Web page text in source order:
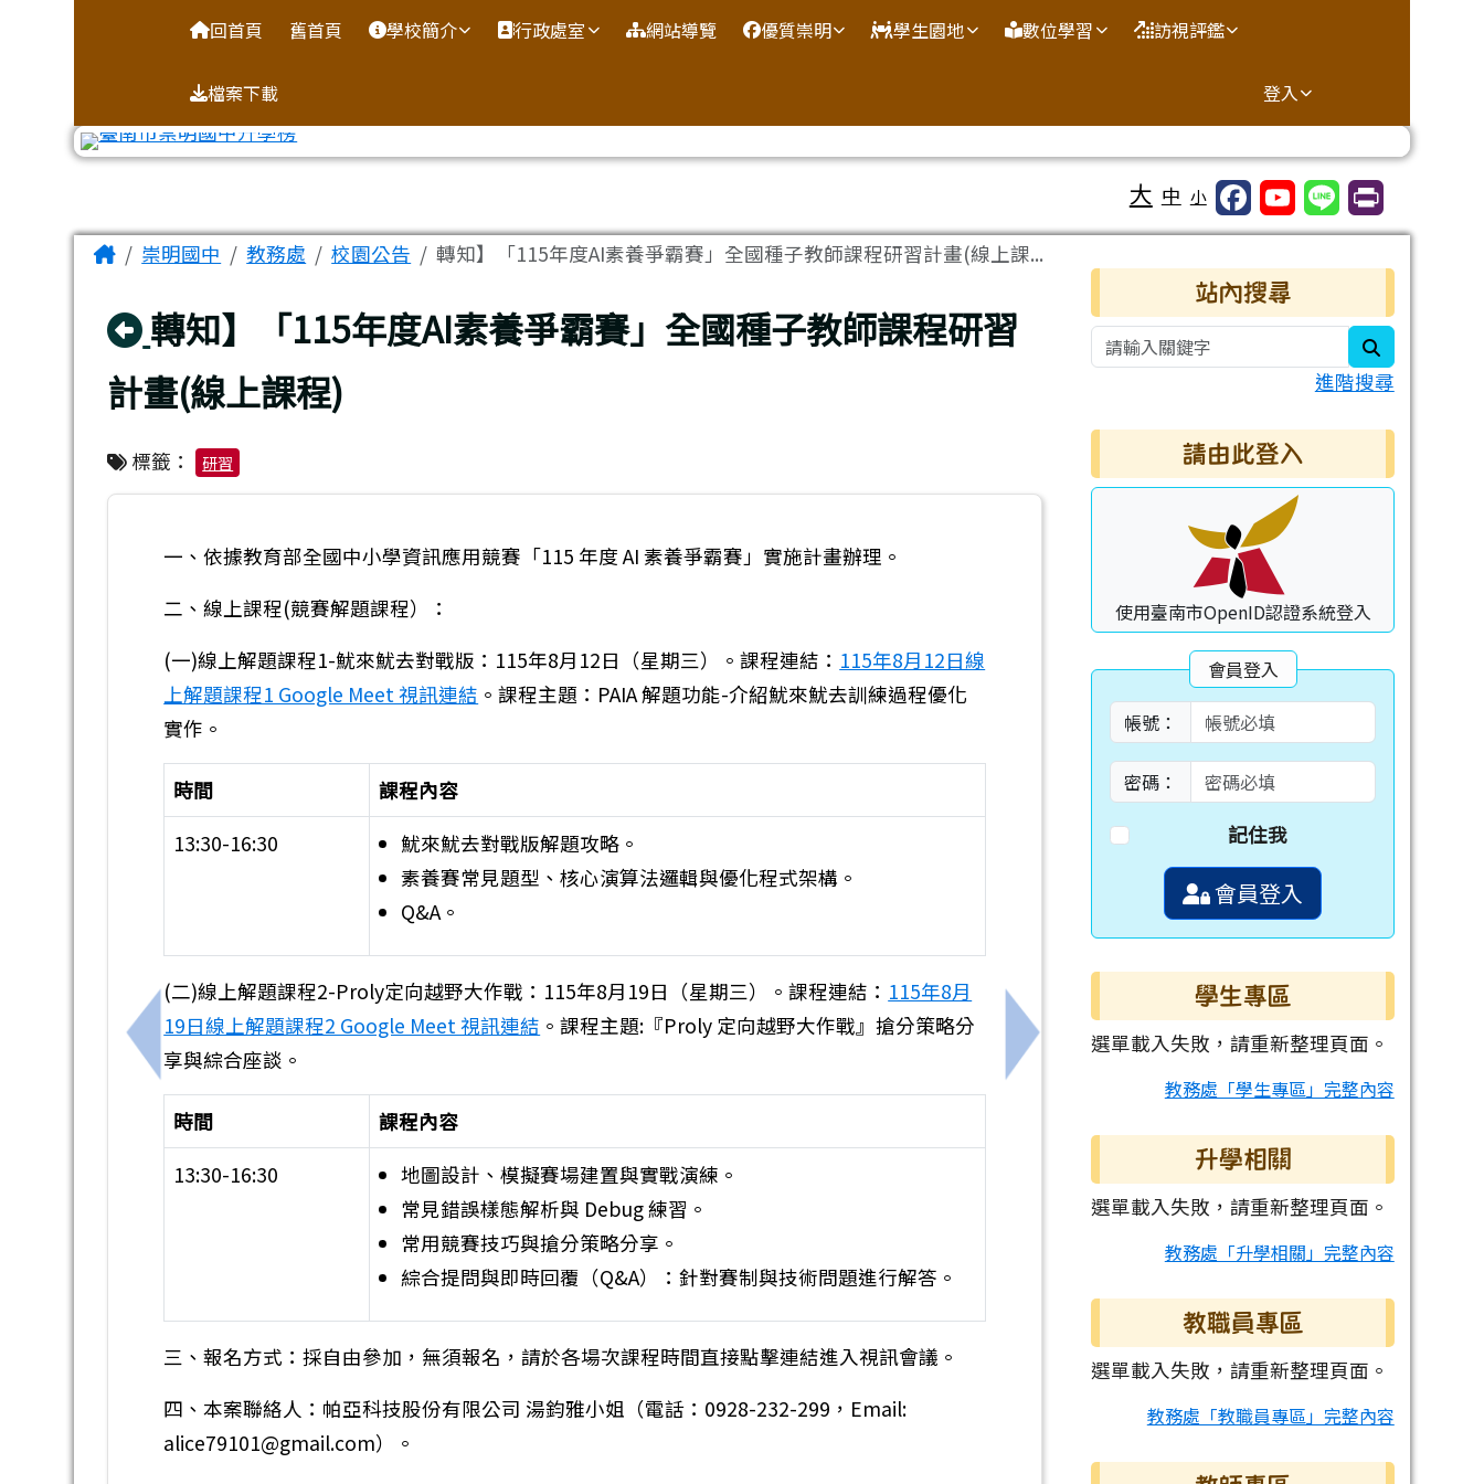
台南市崇明國中全球資訊網
回首頁 舊首頁 學校簡介 行政處室 網站導覽 優質崇明 學生園地 數位學習 訪視評鑑
檔案下載 登入
大 中 小
主內容區域
Home崇明國中 教務處 校園公告 轉知】「115年度AI素養爭霸賽」全國種子教師課程研習計畫(線上課...
回上頁
轉知】「115年度AI素養爭霸賽」全國種子教師課程研習
計畫(線上課程)
標籤： 研習
上一筆：轉知高師大辦理「B1科技輔助自主學習工作坊&B2PBL教學應用工作坊三日型進階研習」
一、依據教育部全國中小學資訊應用競賽「115 年度 AI 素養爭霸賽」實施計畫辦理。
二、線上課程(競賽解題課程）：
(一)線上解題課程1-魷來魷去對戰版：115年8月12日（星期三）。課程連結： 115年8月12日線
上解題課程1 Google Meet 視訊連結 。課程主題：PAIA 解題功能-介紹魷來魷去訓練過程優化
實作。
時間
課程內容
13:30-16:30
魷來魷去對戰版解題攻略。
素養賽常見題型、核心演算法邏輯與優化程式架構。
Q&A。
(二)線上解題課程2-Proly定向越野大作戰：115年8月19日（星期三）。課程連結： 115年8月
19日線上解題課程2 Google Meet 視訊連結 。課程主題:『Proly 定向越野大作戰』搶分策略分
享與綜合座談。
時間
課程內容
13:30-16:30
地圖設計、模擬賽場建置與實戰演練。
常見錯誤樣態解析與 Debug 練習。
常用競賽技巧與搶分策略分享。
綜合提問與即時回覆（Q&A）：針對賽制與技術問題進行解答。
三、報名方式：採自由參加，無須報名，請於各場次課程時間直接點擊連結進入視訊會議。
四、本案聯絡人：帕亞科技股份有限公司 湯鈞雅小姐（電話：0928-232-299，Email:
alice79101@gmail.com）。
下一筆：教育局8月份辦理A1、A2數位學習工作坊
右邊區域內容
站內搜尋
進階搜尋
請由此登入
使用臺南市OpenID認證系統登入
會員登入
帳號：
密碼：
記住我
會員登入
學生專區
選單載入失敗，請重新整理頁面。
教務處「學生專區」完整內容
升學相關
選單載入失敗，請重新整理頁面。
教務處「升學相關」完整內容
教職員專區
選單載入失敗，請重新整理頁面。
教務處「教職員專區」完整內容
頁尾區域